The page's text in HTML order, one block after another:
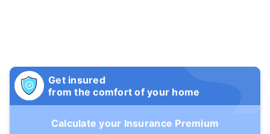
Get insured
from the comfort of your home
Calculate your Insurance Premium